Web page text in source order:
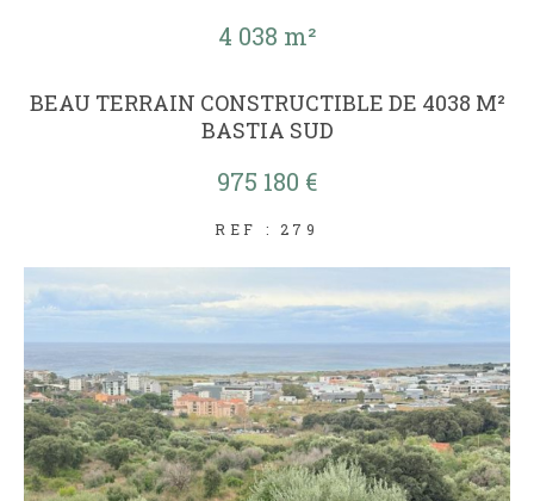
4 038 m²
BEAU TERRAIN CONSTRUCTIBLE DE 4038 M²
BASTIA SUD
975 180 €
REF : 279